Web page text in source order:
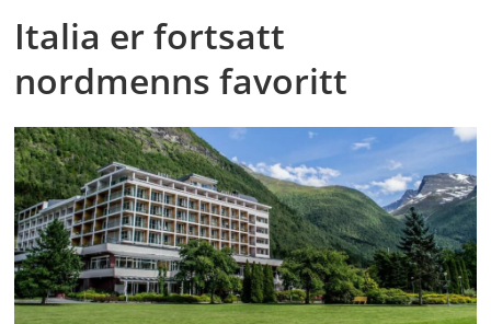
Italia er fortsatt
nordmenns favoritt